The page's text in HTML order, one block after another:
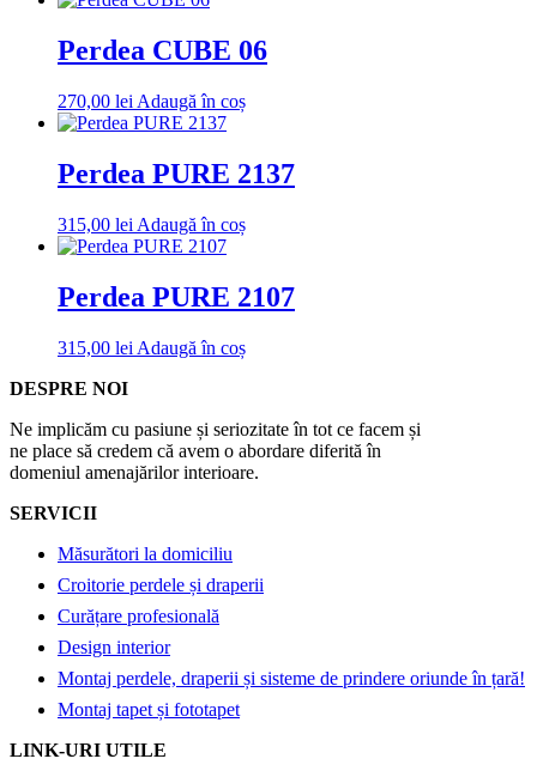
Perdea CUBE 06
270,00 lei Adaugă în coș
Perdea PURE 2137
315,00 lei Adaugă în coș
Perdea PURE 2107
315,00 lei Adaugă în coș
DESPRE NOI
Ne implicăm cu pasiune și seriozitate în tot ce facem și
ne place să credem că avem o abordare diferită în
domeniul amenajărilor interioare.
SERVICII
Măsurători la domiciliu
Croitorie perdele și draperii
Curățare profesională
Design interior
Montaj perdele, draperii și sisteme de prindere oriunde în țară!
Montaj tapet și fototapet
LINK-URI UTILE